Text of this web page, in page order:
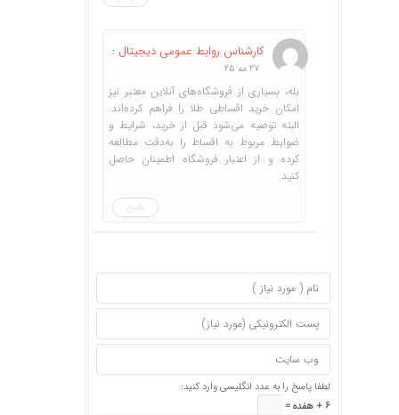
کارشناس روابط عمومی دیجیتال :
27 مه 25
بله، بسیاری از فروشگاه‌های آنلاین معتبر نیز
امکان خرید اقساطی طلا را فراهم کرده‌اند.
البته توصیه می‌شود قبل از خرید، شرایط و
ضوابط مربوط به اقساط را به‌دقت مطالعه
کرده و از اعتبار فروشگاه اطمینان حاصل
کنید.
پاسخ
لطفا پاسخ را به عدد انگلیسی وارد کنید:
6 + هفده =